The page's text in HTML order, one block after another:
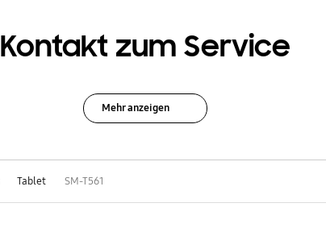
Kontakt zum Service
Mehr anzeigen
Tablet SM-T561